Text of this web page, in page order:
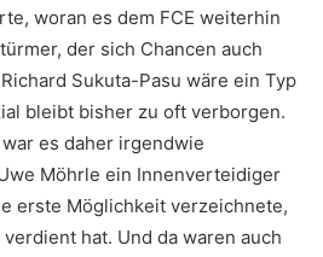
woran es dem FCE weiterhin
der sich Chancen auch
Sukuta-Pasu wäre ein Typ
bleibt bisher zu oft verborgen.
es daher irgendwie
Möhrle ein Innenverteidiger
erste Möglichkeit verzeichnete,
hat. Und da waren auch